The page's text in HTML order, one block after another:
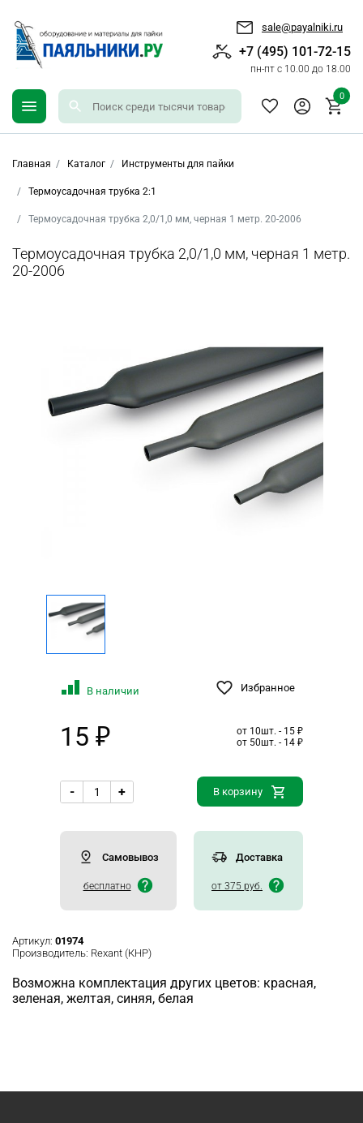
sale@payalniki.ru
+7 (495) 101-72-15
пн-пт с 10.00 до 18.00
0
Главная Каталог Инструменты для пайки
Термоусадочная трубка 2:1
Термоусадочная трубка 2,0/1,0 мм, черная 1 метр. 20-2006
Термоусадочная трубка 2,0/1,0 мм, черная 1 метр.
20-2006
В наличии Избранное
15 ₽
от 10шт. - 15 ₽
от 50шт. - 14 ₽
- + В корзину
Самовывоз
бесплатно
Доставка
от 375 руб.
Артикул: 01974
Производитель: Rexant (КНР)
Возможна комплектация других цветов: красная,
зеленая, желтая, синяя, белая